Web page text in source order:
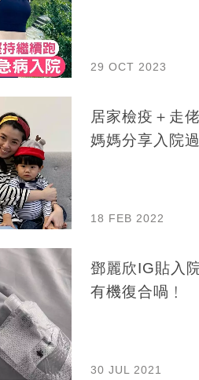
29 OCT 2023
居家檢疫＋走
媽媽分享入院
18 FEB 2022
鄧麗欣IG貼入院
有機復合喎﹗
30 JUL 2021